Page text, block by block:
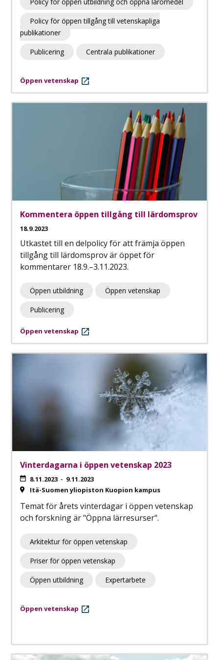
Policy för öppen utbildning och öppna läromedel
Policy för öppen tillgång till vetenskapliga
publikationer
Publicering Centrala publikationer
Öppen vetenskap
Kommentera öppen tillgång till lärdomsprov
18.9.2023
Utkastet till en delpolicy för att främja öppen
tillgång till lärdomsprov är öppet för
kommentarer 18.9.–3.11.2023.
Öppen utbildning Öppen vetenskap
Publicering
Öppen vetenskap
Vinterdagarna i öppen vetenskap 2023
8.11.2023 - 9.11.2023
Itä-Suomen yliopiston Kuopion kampus
Temat för årets vinterdagar i öppen vetenskap
och forskning är "Öppna lärresurser".
Arkitektur för öppen vetenskap
Priser för öppen vetenskap
Öppen utbildning Expertarbete
Öppen vetenskap